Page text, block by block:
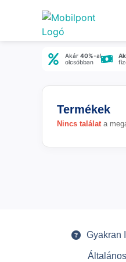
Akár 40%-al
olcsóbban
Termékek
Nincs találata
Gyakran